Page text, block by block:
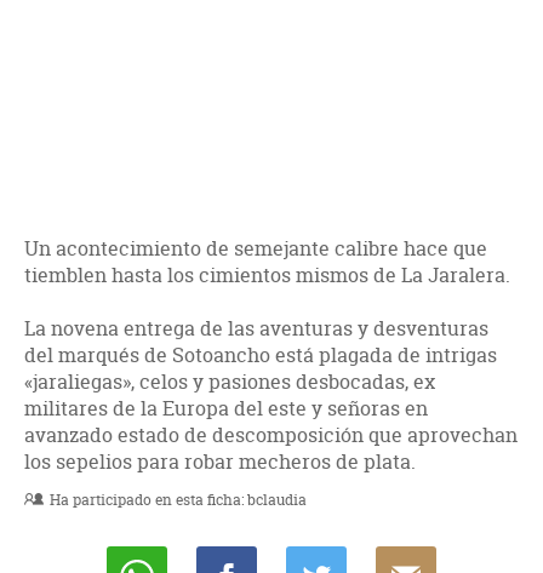
Un acontecimiento de semejante calibre hace que
tiemblen hasta los cimientos mismos de La Jaralera.
La novena entrega de las aventuras y desventuras
del marqués de Sotoancho está plagada de intrigas
«jaraliegas», celos y pasiones desbocadas, ex
militares de la Europa del este y señoras en
avanzado estado de descomposición que aprovechan
los sepelios para robar mecheros de plata.
Ha participado en esta ficha:bclaudia